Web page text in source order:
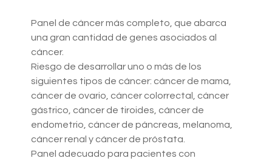
Panel de cáncer más completo, que abarca
una gran cantidad de genes asociados al
cáncer.
Riesgo de desarrollar uno o más de los
siguientes tipos de cáncer: cáncer de mama,
cáncer de ovario, cáncer colorrectal, cáncer
gástrico, cáncer de tiroides, cáncer de
endometrio, cáncer de páncreas, melanoma,
cáncer renal y cáncer de próstata.
Panel adecuado para pacientes con